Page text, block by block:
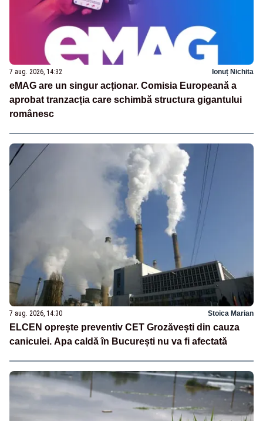
7 aug. 2026, 14:32 Ionuț Nichita
eMAG are un singur acționar. Comisia Europeană a
aprobat tranzacția care schimbă structura gigantului
românesc
7 aug. 2026, 14:30 Stoica Marian
ELCEN oprește preventiv CET Grozăvești din cauza
caniculei. Apa caldă în București nu va fi afectată